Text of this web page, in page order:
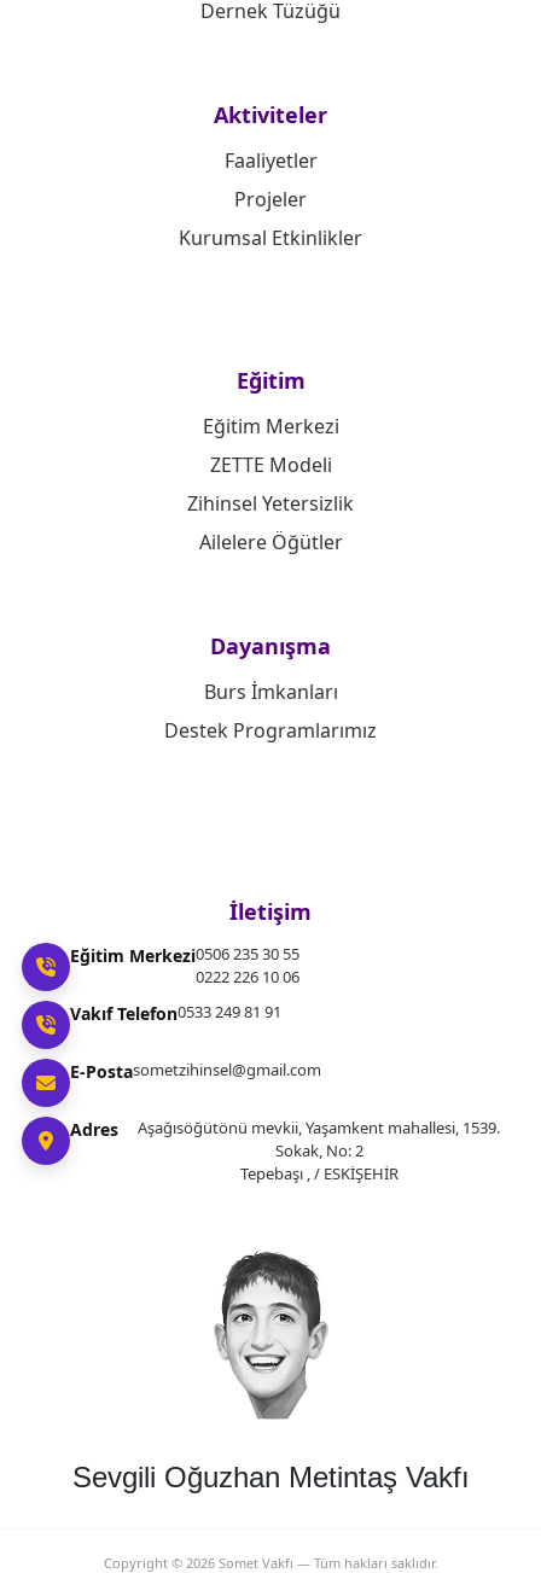
Dernek Tüzüğü
Aktiviteler
Faaliyetler
Projeler
Kurumsal Etkinlikler
Eğitim
Eğitim Merkezi
ZETTE Modeli
Zihinsel Yetersizlik
Ailelere Öğütler
Dayanışma
Burs İmkanları
Destek Programlarımız
İletişim
Eğitim Merkezi0506 235 30 55
0222 226 10 06
Vakıf Telefon0533 249 81 91
E-Postasometzihinsel@gmail.com
Adres
Aşağısöğütönü mevkii, Yaşamkent mahallesi, 1539.
Sokak, No: 2
Tepebaşı , / ESKİŞEHİR
Sevgili Oğuzhan Metintaş Vakfı
Copyright © 2026Somet Vakfı — Tüm hakları saklıdır.